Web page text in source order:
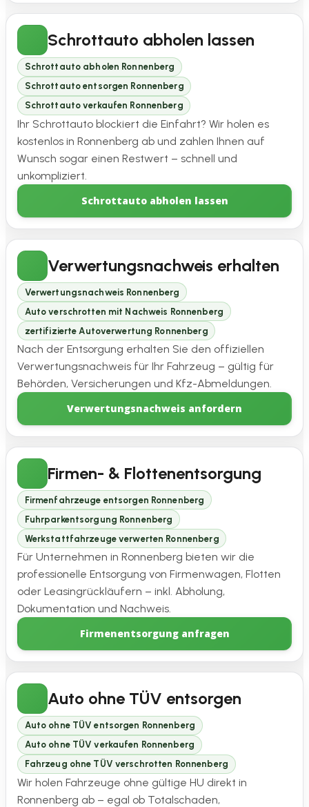
Schrottauto abholen lassen
Schrottauto abholen Ronnenberg
Schrottauto entsorgen Ronnenberg
Schrottauto verkaufen Ronnenberg
Ihr Schrottauto blockiert die Einfahrt? Wir holen es
kostenlos in Ronnenberg ab und zahlen Ihnen auf
Wunsch sogar einen Restwert – schnell und
unkompliziert.
Schrottauto abholen lassen
Verwertungsnachweis erhalten
Verwertungsnachweis Ronnenberg
Auto verschrotten mit Nachweis Ronnenberg
zertifizierte Autoverwertung Ronnenberg
Nach der Entsorgung erhalten Sie den offiziellen
Verwertungsnachweis für Ihr Fahrzeug – gültig für
Behörden, Versicherungen und Kfz-Abmeldungen.
Verwertungsnachweis anfordern
Firmen- & Flottenentsorgung
Firmenfahrzeuge entsorgen Ronnenberg
Fuhrparkentsorgung Ronnenberg
Werkstattfahrzeuge verwerten Ronnenberg
Für Unternehmen in Ronnenberg bieten wir die
professionelle Entsorgung von Firmenwagen, Flotten
oder Leasingrückläufern – inkl. Abholung,
Dokumentation und Nachweis.
Firmenentsorgung anfragen
Auto ohne TÜV entsorgen
Auto ohne TÜV entsorgen Ronnenberg
Auto ohne TÜV verkaufen Ronnenberg
Fahrzeug ohne TÜV verschrotten Ronnenberg
Wir holen Fahrzeuge ohne gültige HU direkt in
Ronnenberg ab – egal ob Totalschaden,